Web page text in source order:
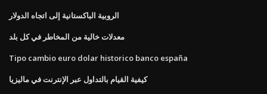
الروبية الباكستانية إلى اتجاه الدولار
معدلات خالية من المخاطر في كل بلد
Tipo cambio euro dolar historico banco españa
كيفية القيام بالتداول عبر الإنترنت في ماليزيا